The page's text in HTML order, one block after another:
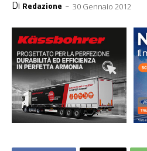
Di Redazione - 30 Gennaio 2012